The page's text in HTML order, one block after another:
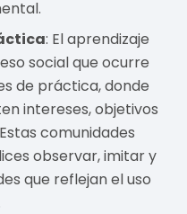
: El aprendizaje
social que ocurre
de práctica, donde
intereses, objetivos
comunidades
observar, imitar y
que reflejan el uso